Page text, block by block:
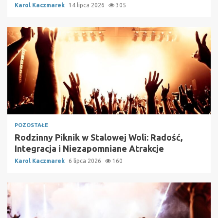
Karol Kaczmarek 14 lipca 2026 305
POZOSTAŁE
Rodzinny Piknik w Stalowej Woli: Radość,
Integracja i Niezapomniane Atrakcje
Karol Kaczmarek 6 lipca 2026 160